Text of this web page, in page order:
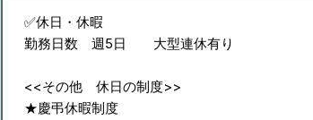
✅休日・休暇
勤務日数 週5日 大型連休有り
<<その他 休日の制度>>
★慶弔休暇制度